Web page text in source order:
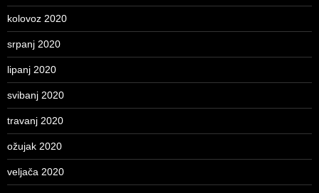
kolovoz 2020
srpanj 2020
lipanj 2020
svibanj 2020
travanj 2020
ožujak 2020
veljača 2020